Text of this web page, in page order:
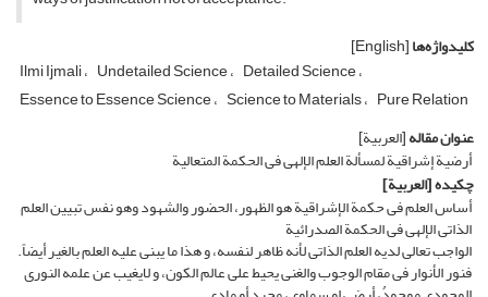
کلیدواژه‌ها[English]
Ilmi Ijmali Undetailed Science Detailed Science
Essence to Essence Science Science to Materials Pure Relation
عنوان مقاله[العربیة]
أرضیة إشراقیة لمسألة العلم الإلهى فی الحکمة المتعالیة
چکیده[العربیة]
أساس العلم فی حکمة الإشراقیة هو الظهور، الحضور والشهود وهو نفس تبیین العلم
الذاتی الإلهی فی الحکمة الصدرائیة
الواجب تعالى لدیه العلم الذاتی لأنه ظاهر لنفسه، و هذا ما یبنى علیه العلم بالغیر أیضاً.
فنور الأنوار فی مقام الوجوب والغنى یحیط علی عالم الکون، و لایغیب عن علمه النوری